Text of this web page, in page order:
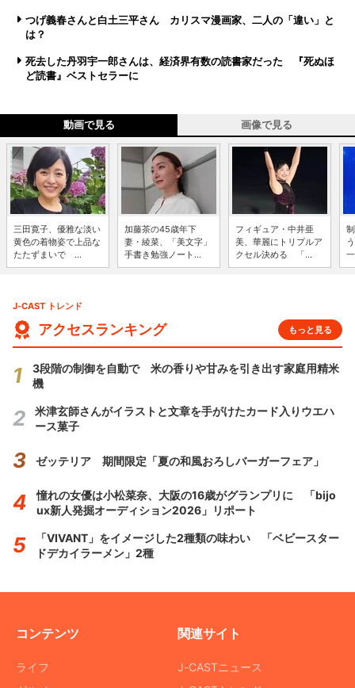
つげ義春さんと白土三平さん カリスマ漫画家、二人の「違い」と
は？
死去した丹羽宇一郎さんは、経済界有数の読書家だった 『死ぬほ
ど読書』ベストセラーに
動画で見る 画像で見る
三田寛子、優雅な淡い
黄色の着物姿で上品な
たたずまいで ...
加藤茶の45歳年下
妻・綾菜、「美文字」
手書き勉強ノート...
フィギュア・中井亜
美、華麗にトリプルア
クセル決める 「...
J-CAST トレンド
アクセスランキング もっと見る
3段階の制御を自動で 米の香りや甘みを引き出す家庭用精米
機
米津玄師さんがイラストと文章を手がけたカード入りウエハ
ース菓子
ゼッテリア 期間限定「夏の和風おろしバーガーフェア」
憧れの女優は小松菜奈、大阪の16歳がグランプリに 「bijo
ux新人発掘オーディション2026」リポート
「VIVANT」をイメージした2種類の味わい 「ベビースター
ドデカイラーメン」2種
コンテンツ
ライフ
関連サイト
J-CASTニュース